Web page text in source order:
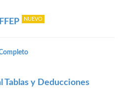
Tablas y Deducciones